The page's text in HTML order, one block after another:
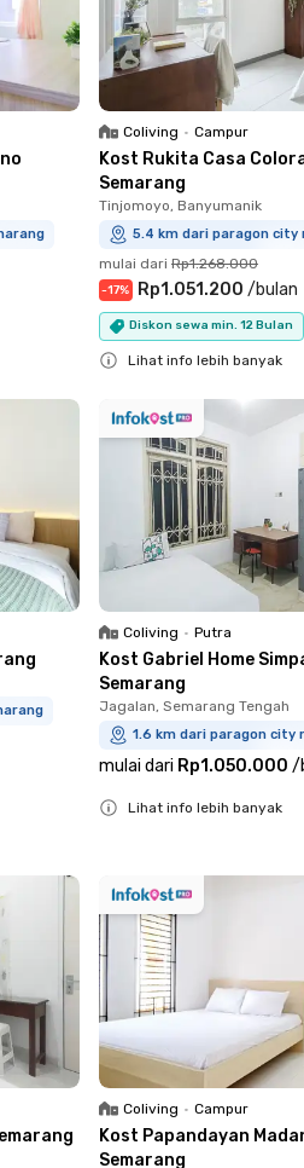
Coliving • Campur
Kost Rukita Casa
Semarang
Tinjomoyo, Banyumanik
5.4 km dari paragon city
mulai dari Rp1.268.000
-17% Rp1.051.200 /bulan
Diskon sewa min. 12 Bulan
Lihat info lebih banyak
Coliving • Putra
Kost Gabriel Home
Semarang
Jagalan, Semarang Tengah
1.6 km dari paragon city
mulai dari Rp1.050.000 /
Lihat info lebih banyak
Coliving • Campur
Kost Papandayan
Semarang